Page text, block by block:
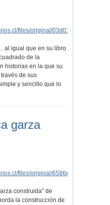
al igual que en su libro
de la
historias en la que su
de sus
y sencillo que lo
garza
construida" de
la construcción de